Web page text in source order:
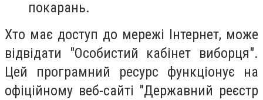
покарань.
Хто має доступ до мережі Інтернет, може
відвідати "Особистий кабінет виборця".
Цей програмний ресурс функціонує на
офіційному веб-сайті "Державний реєстр